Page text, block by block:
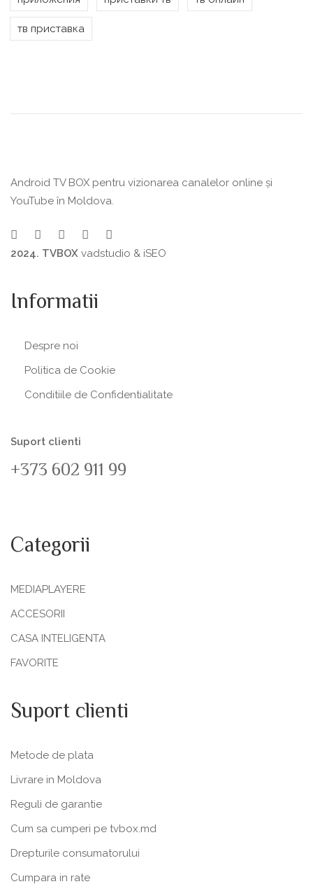
тв приставка
Android TV BOX pentru vizionarea canalelor online și
YouTube în Moldova.
2024. TVBOX vadstudio & iSEO
Informatii
Despre noi
Politica de Сookie
Conditiile de Confidentialitate
Suport clienti
+373 602 911 99
Categorii
MEDIAPLAYERE
ACCESORII
CASA INTELIGENTA
FAVORITE
Suport clienti
Metode de plata
Livrare in Moldova
Reguli de garantie
Cum sa cumperi pe tvbox.md
Drepturile consumatorului
Cumpara in rate